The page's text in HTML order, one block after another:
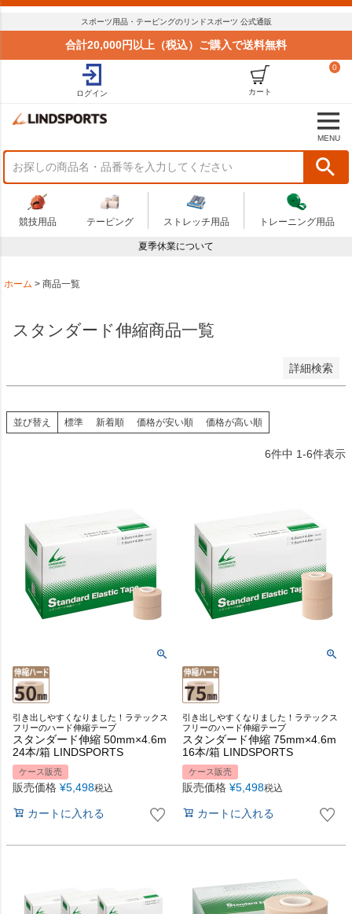
スポーツ用品・テーピングのリンドスポーツ 公式通販
合計20,000円以上（税込）ご購入で送料無料
ログイン
0
カート
MENU
競技用品 テーピング ストレッチ用品 トレーニング用品
夏季休業について
ホーム 商品一覧
スタンダード伸縮商品一覧
詳細検索
標準
新着順
価格が安い順
価格が高い順
セール
まとめてお得
アウトレット
商品番号
検索
並び替え 標準 新着順 価格が安い順 価格が高い順
6件中 1-6件表示
引き出しやすくなりました！ラテックス
フリーのハード伸縮テープ
スタンダード伸縮 50mm×4.6m
24本/箱 LINDSPORTS
ケース販売
販売価格 ¥5,498税込
カートに入れる
引き出しやすくなりました！ラテックス
フリーのハード伸縮テープ
スタンダード伸縮 75mm×4.6m
16本/箱 LINDSPORTS
ケース販売
販売価格 ¥5,498税込
カートに入れる